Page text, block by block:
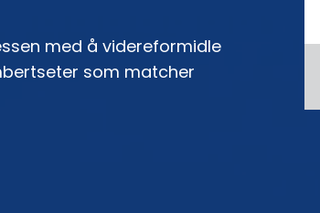
med å videreformidle
som matcher